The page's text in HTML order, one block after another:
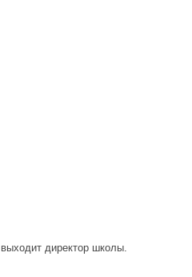
директор школы.